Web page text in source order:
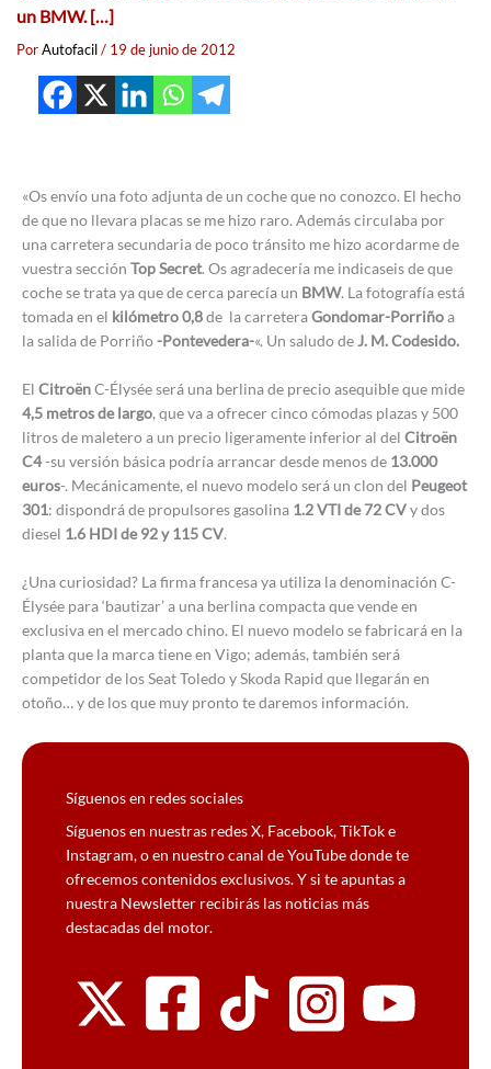
un BMW. […]
PorAutofacil/ 19 de junio de 2012
«Os envío una foto adjunta de un coche que no conozco. El hecho
de que no llevara placas se me hizo raro. Además circulaba por
una carretera secundaria de poco tránsito me hizo acordarme de
vuestra sección Top Secret. Os agradecería me indicaseis de que
coche se trata ya que de cerca parecía un BMW. La fotografía está
tomada en el kilómetro 0,8de la carreteraGondomar-Porriñoa
la salida de Porriño-Pontevedera-«. Un saludo de J. M. Codesido.
El CitroënC-Élysée será una berlina de precio asequible que mide
4,5 metros de largo, que va a ofrecer cinco cómodas plazas y 500
litros de maletero a un precio ligeramente inferior al del Citroën
C4-su versión básica podría arrancar desde menos de 13.000
euros-. Mecánicamente, el nuevo modelo será un clon del Peugeot
301: dispondrá de propulsores gasolina 1.2 VTI de 72 CVy dos
diesel 1.6 HDI de 92 y 115 CV.
¿Una curiosidad? La firma francesa ya utiliza la denominación C-
Élysée para ‘bautizar’ a una berlina compacta que vende en
exclusiva en el mercado chino. El nuevo modelo se fabricará en la
planta que la marca tiene en Vigo; además, también será
competidor de los Seat Toledo y Skoda Rapid que llegarán en
otoño… y de los que muy pronto te daremos información.
Síguenos en redes sociales
Síguenos en nuestras redes X, Facebook, TikTok e
Instagram, o en nuestro canal de YouTube donde te
ofrecemos contenidos exclusivos. Y si te apuntas a
nuestra Newsletter recibirás las noticias más
destacadas del motor.